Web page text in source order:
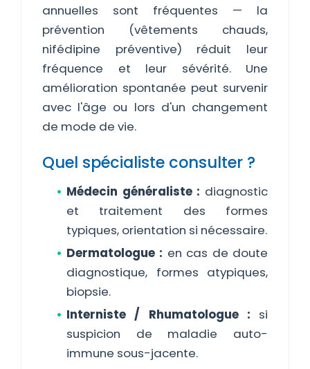
annuelles sont fréquentes — la
prévention (vêtements chauds,
nifédipine préventive) réduit leur
fréquence et leur sévérité. Une
amélioration spontanée peut survenir
avec l'âge ou lors d'un changement
de mode de vie.
Quel spécialiste consulter ?
Médecin généraliste : diagnostic
et traitement des formes
typiques, orientation si nécessaire.
Dermatologue : en cas de doute
diagnostique, formes atypiques,
biopsie.
Interniste / Rhumatologue : si
suspicion de maladie auto-
immune sous-jacente.